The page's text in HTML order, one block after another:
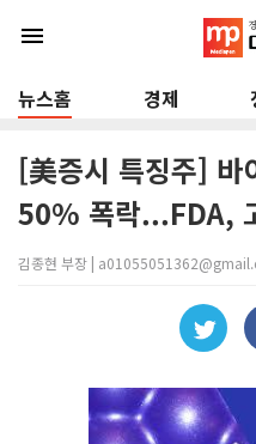
menu
뉴스홈 경제
[美증시 특징주] 바
50% 폭락...FDA,
김종현 부장 |